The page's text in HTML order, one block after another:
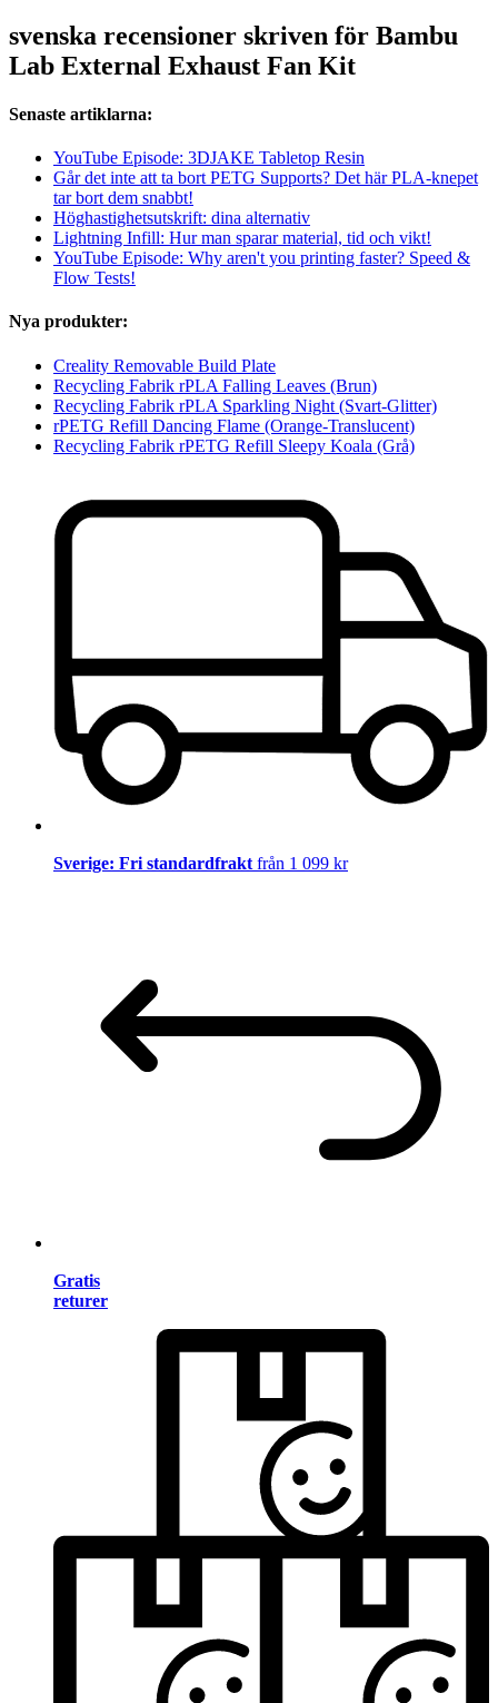
svenska recensioner skriven för Bambu
Lab External Exhaust Fan Kit
Senaste artiklarna:
YouTube Episode: 3DJAKE Tabletop Resin
Går det inte att ta bort PETG Supports? Det här PLA-knepet
tar bort dem snabbt!
Höghastighetsutskrift: dina alternativ
Lightning Infill: Hur man sparar material, tid och vikt!
YouTube Episode: Why aren't you printing faster? Speed &
Flow Tests!
Nya produkter:
Creality Removable Build Plate
Recycling Fabrik rPLA Falling Leaves (Brun)
Recycling Fabrik rPLA Sparkling Night (Svart-Glitter)
rPETG Refill Dancing Flame (Orange-Translucent)
Recycling Fabrik rPETG Refill Sleepy Koala (Grå)
Sverige: Fri standardfrakt från 1 099 kr
Gratis
returer